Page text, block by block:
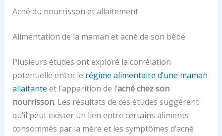
Acné du nourrisson et allaitement
Alimentation de la maman et acné de son bébé
Plusieurs études ont exploré la corrélation
potentielle entre le régime alimentaire d’une maman
allaitante et l’apparition de l’acné chez son
nourrisson. Les résultats de ces études suggèrent
qu’il peut exister un lien entre certains aliments
consommés par la mère et les symptômes d’acné